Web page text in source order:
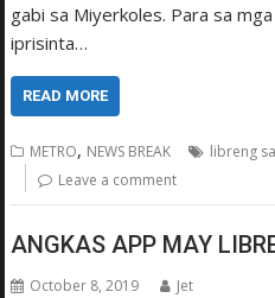
gabi sa Miyerkoles. Para sa
iprisinta…
READ MORE
METRO, NEWS BREAK libreng
Leave a comment
ANGKAS APP MAY
October 8, 2019 Jet